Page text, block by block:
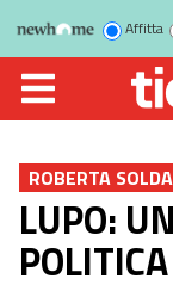
Affitta
ROBERTA
LUPO:
POLITICA